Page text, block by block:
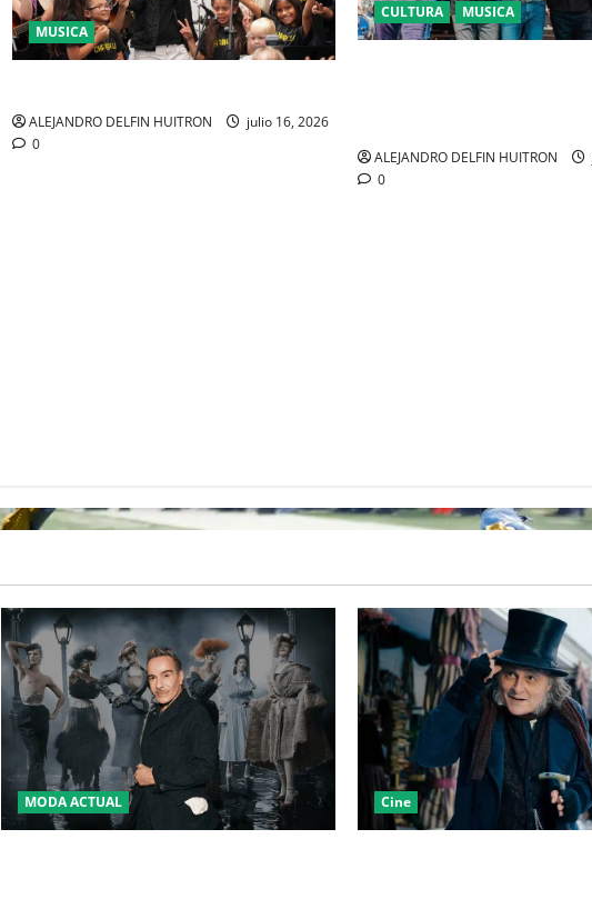
MUSICA
ALEJANDRO DELFIN HUITRON
julio 16, 2026
0
CULTURA MUSICA
ALEJANDRO DELFIN HUITRON
0
MODA ACTUAL Cine